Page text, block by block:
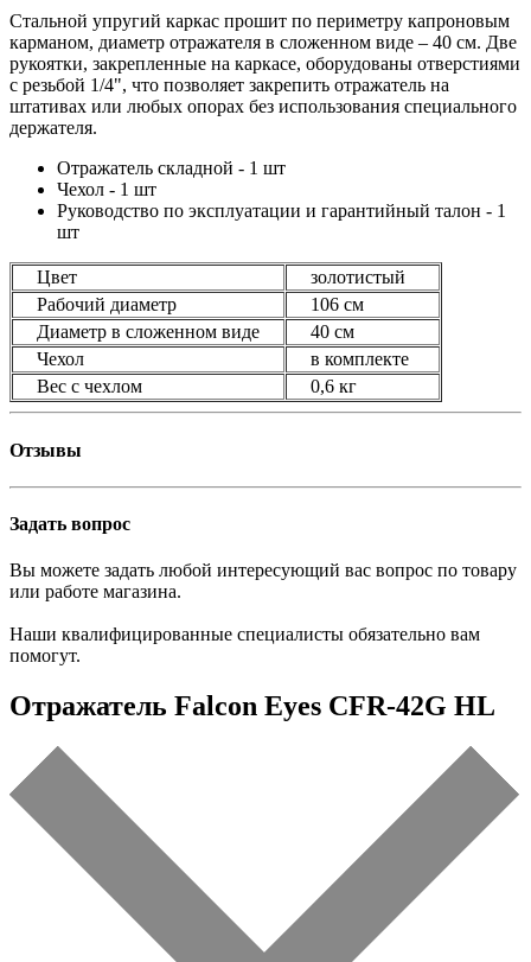
Стальной упругий каркас прошит по периметру капроновым
карманом, диаметр отражателя в сложенном виде – 40 см. Две
рукоятки, закрепленные на каркасе, оборудованы отверстиями
с резьбой 1/4", что позволяет закрепить отражатель на
штативах или любых опорах без использования специального
держателя.
Отражатель складной - 1 шт
Чехол - 1 шт
Руководство по эксплуатации и гарантийный талон - 1
шт
Цвет
золотистый
Рабочий диаметр
106 см
Диаметр в сложенном виде
40 см
Чехол
в комплекте
Вес с чехлом
0,6 кг
Отзывы
Задать вопрос
Вы можете задать любой интересующий вас вопрос по товару
или работе магазина.
Наши квалифицированные специалисты обязательно вам
помогут.
Отражатель Falcon Eyes CFR-42G HL